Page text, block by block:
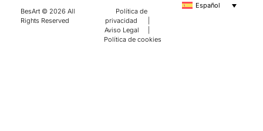
BesArt © 2026 All
Rights Reserved
Política de
privacidad
Aviso Legal
Política de cookies
Español